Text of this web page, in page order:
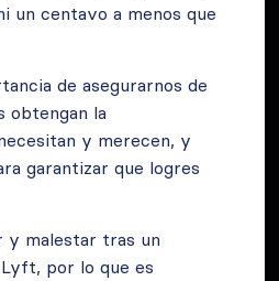
un centavo a menos que
de asegurarnos de
obtengan la
y merecen, y
garantizar que logres
y malestar tras un
por lo que es